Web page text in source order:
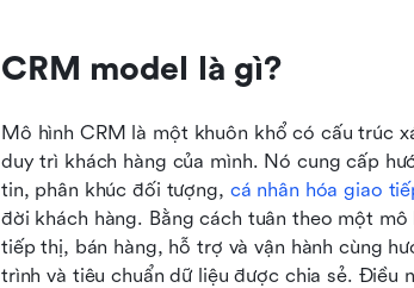
CRM model là gì?
Mô hình CRM là một khuôn khổ có cấu trúc
duy trì khách hàng của mình. Nó cung cấp
tin, phân khúc đối tượng, cá nhân hóa giao
đời khách hàng. Bằng cách tuân theo một
tiếp thị, bán hàng, hỗ trợ và vận hành cùng
trình và tiêu chuẩn dữ liệu được chia sẻ. Điều